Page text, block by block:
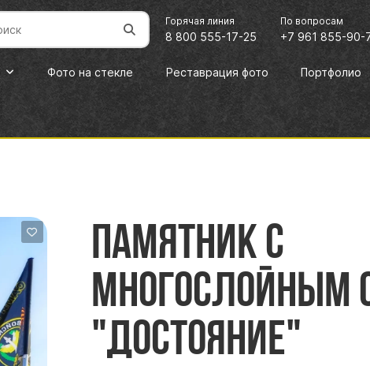
Горячая линия
8 800 555-17-25
По вопросам
+7 961 855-90-
Фото на стекле Реставрация фото Портфолио
Памятник с
многослойным
"Достояние"